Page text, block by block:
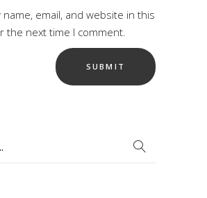
name, email, and website in this
the next time I comment.